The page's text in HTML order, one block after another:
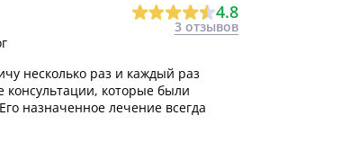
4.8
3 отзывов
несколько раз и каждый раз
консультации, которые были
назначенное лечение всегда